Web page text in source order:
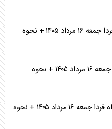
جدول قطعی برق استان گیلان فردا جمعه ۱۶ مرداد ۱۴۰۵ + نحوه
جدول قطعی برق استان قم فردا جمعه ۱۶ مرداد ۱۴۰۵ + نحوه
جدول قطعی برق استان کرمانشاه فردا جمعه ۱۶ مرداد ۱۴۰۵ + نحوه